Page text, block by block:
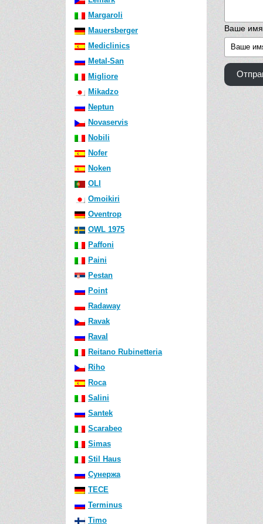
Margaroli
Mauersberger
Mediclinics
Metal-San
Migliore
Mikadzo
Neptun
Novaservis
Nobili
Nofer
Noken
OLI
Omoikiri
Oventrop
OWL 1975
Paffoni
Paini
Pestan
Point
Radaway
Ravak
Raval
Reitano Rubinetteria
Riho
Roca
Salini
Santek
Scarabeo
Simas
Stil Haus
Сунержа
TECE
Terminus
Timo
Ваше имя